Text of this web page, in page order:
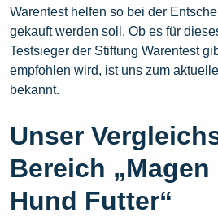
Warentest helfen so bei der
gekauft werden soll. Ob es für
Testsieger der Stiftung Warentest
empfohlen wird, ist uns zum
bekannt.
Unser
Bereich „Magen
Hund Futter“